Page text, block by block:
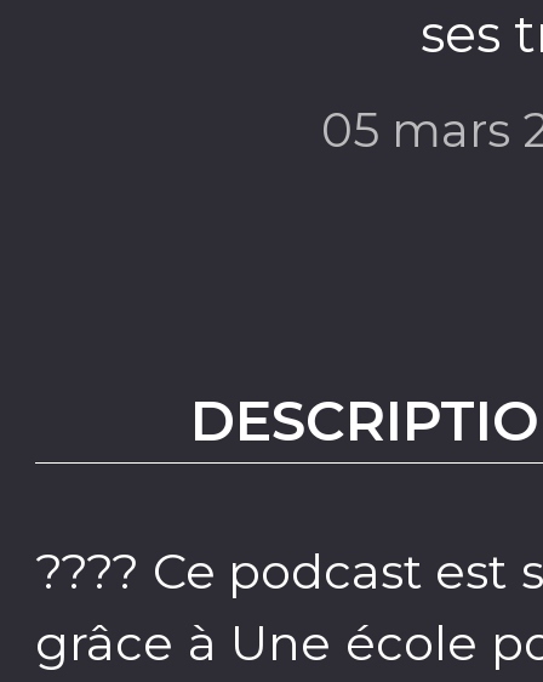
ses
05 mars
???? Ce podcast
grâce à Une école